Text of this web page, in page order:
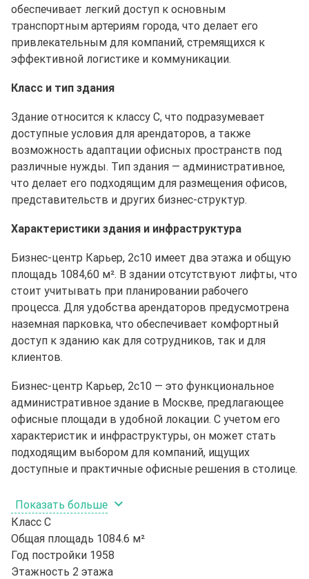
обеспечивает легкий доступ к основным
транспортным артериям города, что делает его
привлекательным для компаний, стремящихся к
эффективной логистике и коммуникации.
Класс и тип здания
Здание относится к классу C, что подразумевает
доступные условия для арендаторов, а также
возможность адаптации офисных пространств под
различные нужды. Тип здания — административное,
что делает его подходящим для размещения офисов,
представительств и других бизнес-структур.
Характеристики здания и инфраструктура
Бизнес-центр Карьер, 2с10 имеет два этажа и общую
площадь 1084,60 м². В здании отсутствуют лифты, что
стоит учитывать при планировании рабочего
процесса. Для удобства арендаторов предусмотрена
наземная парковка, что обеспечивает комфортный
доступ к зданию как для сотрудников, так и для
клиентов.
Бизнес-центр Карьер, 2с10 — это функциональное
административное здание в Москве, предлагающее
офисные площади в удобной локации. С учетом его
характеристик и инфраструктуры, он может стать
подходящим выбором для компаний, ищущих
доступные и практичные офисные решения в столице.
Показать больше
Класс C
Общая площадь 1084.6 м²
Год постройки 1958
Этажность 2 этажа